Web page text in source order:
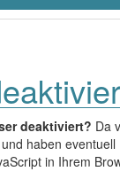
deaktiviert? Da
haben
in Ihrem